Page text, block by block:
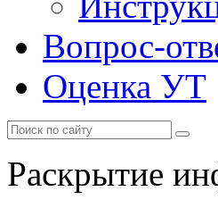
Вопрос-
Оценка УТ
Раскрытие